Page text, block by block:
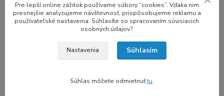
Hodnotenie 2
Kompletné špecifikácie
Pre lepší online zážitok používame súbory “cookies”. Vďaka nim
presnejšie analyzujeme návštevnosť, prispôsobujeme reklamu a
používateľské nastavenia. Súhlasíte so spracovaním súvisiacich
osobných údajov?
Nastavenia Súhlasím
Súhlas môžete odmietnuťtu.